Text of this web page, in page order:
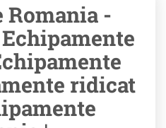
Romania -
ridicat